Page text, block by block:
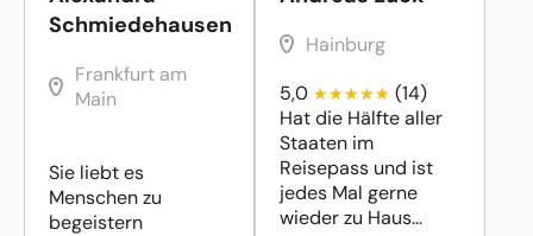
Schmiedehausen
Frankfurt am
Main
Sie liebt es
Menschen zu
begeistern
Hainburg
5,0
(14)
Hat die Hälfte aller
Staaten im
Reisepass und ist
jedes Mal gerne
wieder zu Haus...